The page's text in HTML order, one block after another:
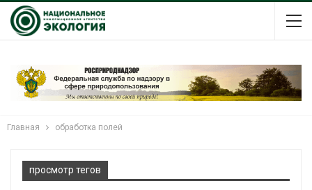
Главная обработка полей
просмотр тегов